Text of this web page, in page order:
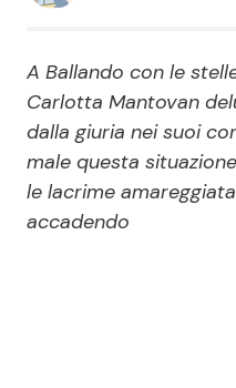
Persone Scomparse
Politica
ShowBiz
A Ballando con le
Carlotta Mantovan
dalla giuria nei suoi
male questa
le lacrime
accadendo